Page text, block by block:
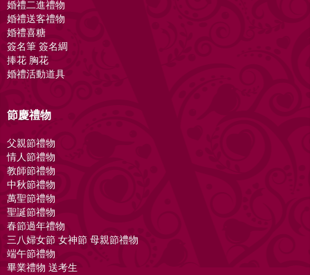
婚禮二進禮物
婚禮送客禮物
婚禮喜糖
簽名筆 簽名綢
捧花 胸花
婚禮活動道具
節慶禮物
父親節禮物
情人節禮物
教師節禮物
中秋節禮物
萬聖節禮物
聖誕節禮物
春節過年禮物
三八婦女節 女神節 母親節禮物
端午節禮物
畢業禮物 送考生